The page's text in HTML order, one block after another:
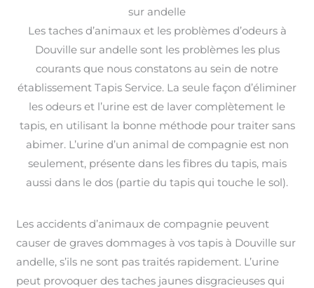
sur andelle
Les taches d’animaux et les problèmes d’odeurs à
Douville sur andelle sont les problèmes les plus
courants que nous constatons au sein de notre
établissement Tapis Service. La seule façon d’éliminer
les odeurs et l’urine est de laver complètement le
tapis, en utilisant la bonne méthode pour traiter sans
abimer. L’urine d’un animal de compagnie est non
seulement, présente dans les fibres du tapis, mais
aussi dans le dos (partie du tapis qui touche le sol).
Les accidents d’animaux de compagnie peuvent
causer de graves dommages à vos tapis à Douville sur
andelle, s’ils ne sont pas traités rapidement. L’urine
peut provoquer des taches jaunes disgracieuses qui